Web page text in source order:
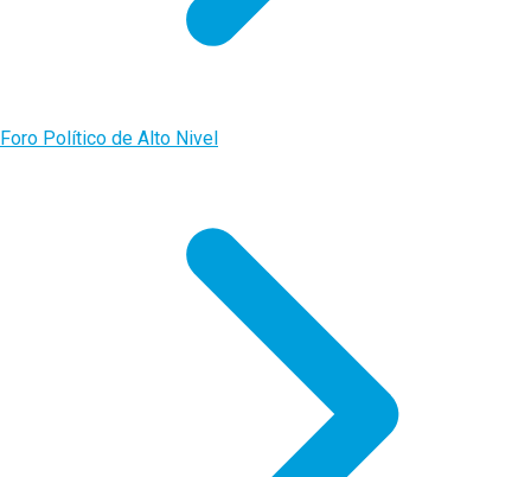
Foro Político de Alto Nivel